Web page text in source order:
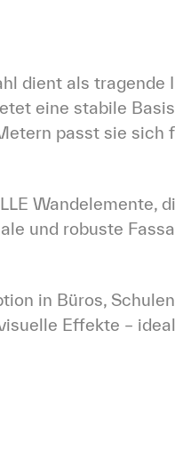
dient als
eine stabile
passt sie
Wandelemente,
und robuste
in Büros,
Effekte –